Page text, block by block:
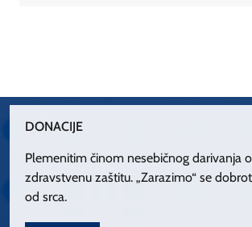
DONACIJE
Plemenitim činom nesebičnog darivanja
zdravstvenu zaštitu. „Zarazimo“ se
od srca.